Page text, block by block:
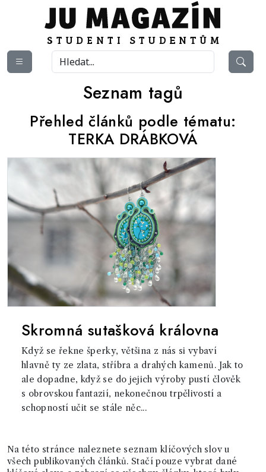
Seznam tagů
Přehled článků podle tématu:
TERKA DRÁBKOVÁ
Skromná sutašková královna
Když se řekne šperky, většina z nás si vybaví
hlavně ty ze zlata, stříbra a drahých kamenů. Jak to
ale dopadne, když se do jejich výroby pustí člověk
s obrovskou fantazií, nekonečnou trpělivostí a
schopností učit se stále něc...
Na této stránce naleznete seznam klíčových slov u
všech publikovaných článků. Stačí pouze vybrat dané